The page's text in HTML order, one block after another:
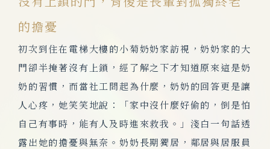
的擔憂
初次到住在電梯大樓的小菊奶奶家訪視，奶奶家的大
門卻半掩著沒有上鎖，經了解之下才知道原來這是奶
奶的習慣，而當社工問起為什麼，奶奶的回答更是讓
人心疼，她笑笑地說：「家中沒什麼好偷的，倒是怕
自己有事時，能有人及時進來救我。」淺白一句話透
露出她的擔憂與無奈。奶奶長期獨居，鄰居與居服員